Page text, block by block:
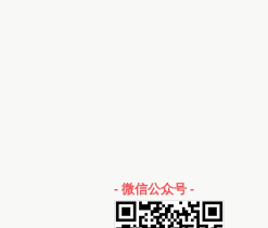
- 微信公众号 -